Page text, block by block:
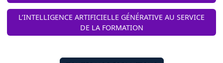
L’INTELLIGENCE ARTIFICIELLE GÉNÉRATIVE AU SERVICE
DE LA FORMATION